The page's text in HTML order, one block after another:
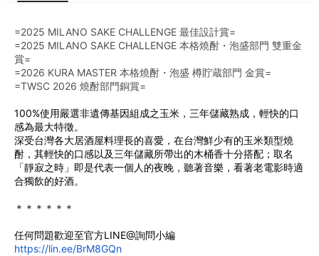
=2025 MILANO SAKE CHALLENGE 最佳設計賞=
=2025 MILANO SAKE CHALLENGE 本格燒酎・泡盛部門 雙重金
賞=
=2026 KURA MASTER 本格燒酎・泡盛 樽貯蔵部門 金賞=
=TWSC 2026 燒酎部門銅賞=
100%使用嚴選非遺傳基因組成之玉米，三年儲藏熟成，輕快的口
感為最大特徵。
﻿深受台灣各大居酒屋料理長的喜愛，在台灣鮮少有的玉米類型燒
酎，其輕快的口感以及三年儲藏所帶出的木桶香十分搭配；取名
「靜寂之時」即是代表一個人的夜晚，聽著音樂，看著老電影時適
合獨飲的好酒。
﻿＊＊＊＊＊＊
任何問題歡迎至官方LINE@詢問小編
https://lin.ee/BrM8GQn